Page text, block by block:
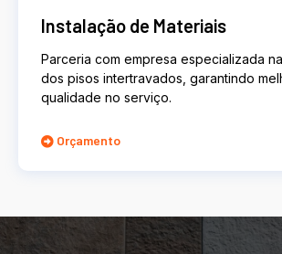
Instalação de Materiais
Parceria com empresa especializada
dos pisos intertravados, garantindo
qualidade no serviço.
Orçamento